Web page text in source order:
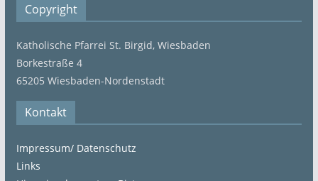
Copyright
Katholische Pfarrei St. Birgid, Wiesbaden
Borkestraße 4
65205 Wiesbaden-Nordenstadt
Kontakt
Impressum/ Datenschutz
Links